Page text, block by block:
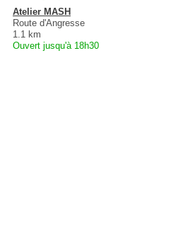
Atelier MASH
Route d'Angresse
1.1 km
Ouvert jusqu'à 18h30